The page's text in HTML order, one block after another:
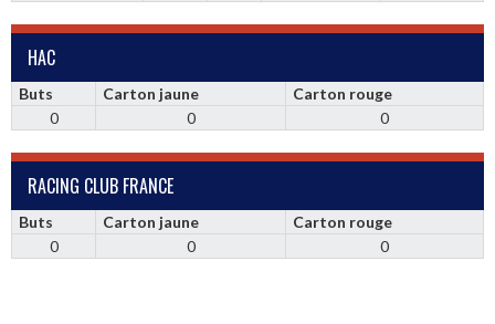
HAC
Buts Carton jaune
Carton rouge
0
0 0
RACING CLUB FRANCE
Buts Carton jaune
Carton rouge
0
0 0